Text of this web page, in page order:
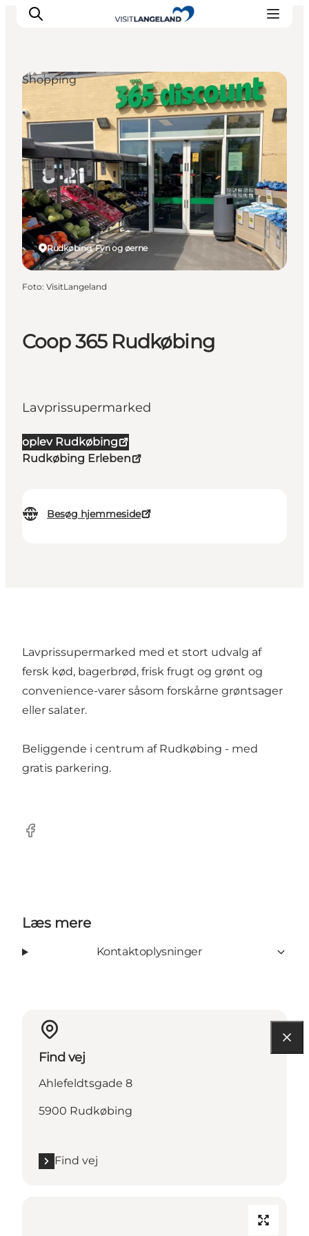
Oplevelser
Byer og øer
Outdoor
Overnatning
Planlæg ferie
Coop 365 Rudkøbing
Lavprissupermarked
oplev Rudkøbing
Rudkøbing Erleben
Besøg hjemmeside
Rudkøbing, Fyn og øerne
Shopping
Foto: VisitLangeland
Lavprissupermarked med et stort udvalg af
fersk kød, bagerbrød, frisk frugt og grønt og
convenience-varer såsom forskårne grøntsager
eller salater.
Beliggende i centrum af Rudkøbing - med
gratis parkering.
Facebook
Læs mere
Kontaktoplysninger
Find vej
Ahlefeldtsgade 8
5900 Rudkøbing
Find vej